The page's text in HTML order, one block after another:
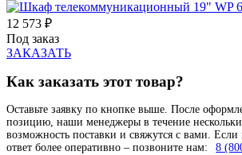
12 573 ₽
Под заказ
ЗАКАЗАТЬ
Как заказать этот товар?
Оставьте заявку по кнопке выше. После
позицию, наши менеджеры в течение
возможность поставки и свяжутся с вами.
ответ более оперативно – позвоните нам:
8